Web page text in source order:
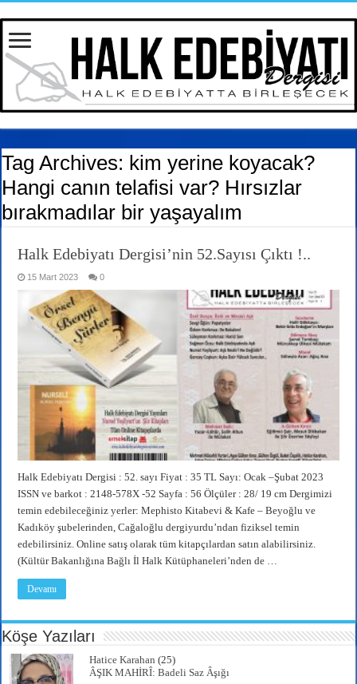
Tag Archives: kim yerine koyacak?
Hangi canın telafisi var? Hırsızlar
bırakmadılar bir yaşayalım
Halk Edebiyatı Dergisi’nin 52.Sayısı Çıktı !..
15 Mart 2023 0
Halk Edebiyatı Dergisi : 52. sayı Fiyat : 35 TL Sayı: Ocak –Şubat 2023
ISSN ve barkot : 2148-578X -52 Sayfa : 56 Ölçüler : 28/ 19 cm Dergimizi
temin edebileceğiniz yerler: Mephisto Kitabevi & Kafe – Beyoğlu ve
Kadıköy şubelerinden, Cağaloğlu dergiyurdu’ndan fiziksel temin
edebilirsiniz. Online satış olarak tüm kitapçılardan satın alabilirsiniz.
(Kültür Bakanlığına Bağlı İl Halk Kütüphaneleri’nden de …
Devamı
Köşe Yazıları
Hatice Karahan (25)
ÂŞIK MAHİRÎ: Badeli Saz Âşığı